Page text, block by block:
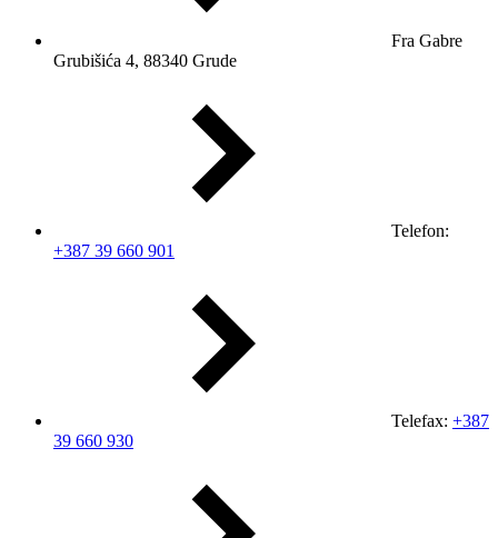
Fra Gabre
Grubišića 4, 88340 Grude
Telefon:
+387 39 660 901
Telefax: +387
39 660 930